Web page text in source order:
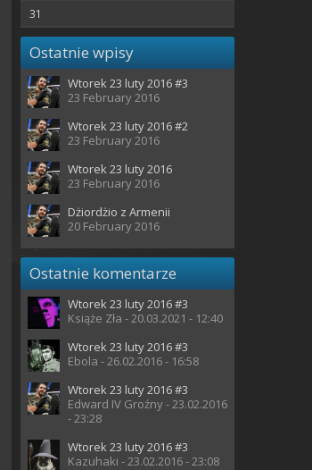
31
Ostatnie wpisy
Wtorek 23 luty 2016 #3
23 February 2016
Wtorek 23 luty 2016 #2
23 February 2016
Wtorek 23 luty 2016
23 February 2016
Dżiordżio z Armenii
20 February 2016
Ostatnie komentarze
Wtorek 23 luty 2016 #3
Książe Zła - 20.03.2021 - 12:40
Wtorek 23 luty 2016 #3
Ebola - 26.02.2016 - 16:58
Wtorek 23 luty 2016 #3
Edward IV Groźny - 23.02.2016
- 23:28
Wtorek 23 luty 2016 #3
Kazuhaki - 23.02.2016 - 23:08